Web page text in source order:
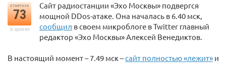
отметили
73
в архиве
Сайт радиостанции «Эхо Москвы» подвергся
мощной DDos-атаке. Она началась в 6.40 мск,
сообщил в своем микроблоге в Twitter главный
редактор «Эхо Москвы» Алексей Венедиктов.
В настоящий момент – 7.49 мск –сайт полностью «лежит» и